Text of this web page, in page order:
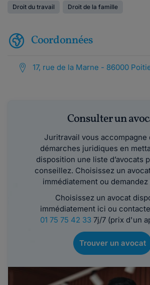
Droit du travail Droit de la famille
Coordonnées
17, rue de la Marne - 86000
Consulter un
Juritravail vous accompagne
démarches juridiques en
disposition une liste d’avocats
conseillez. Choisissez un
immédiatement ou demandez
Choisissez un avocat
immédiatement ici ou
01 75 75 42 337j/7 (prix d'un
Trouver un avocat